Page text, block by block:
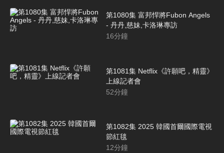
第1080集 富邦悍將Fubon Angels
- 丹丹,慈妹,卡洛琳專訪
16分鐘
第1081集 Netflix《許願吧，精靈》
上線記者會
52分鐘
第1082集 2025 韓國首爾國際電視
節紅毯
12分鐘